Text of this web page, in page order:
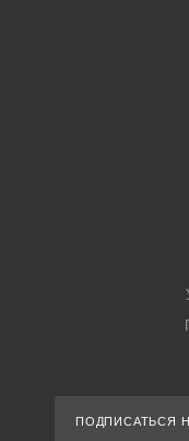
ПОДПИСАТЬСЯ